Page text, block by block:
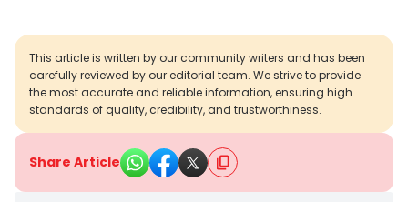
This article is written by our community writers and has been
carefully reviewed by our editorial team. We strive to provide
the most accurate and reliable information, ensuring high
standards of quality, credibility, and trustworthiness.
Share Article